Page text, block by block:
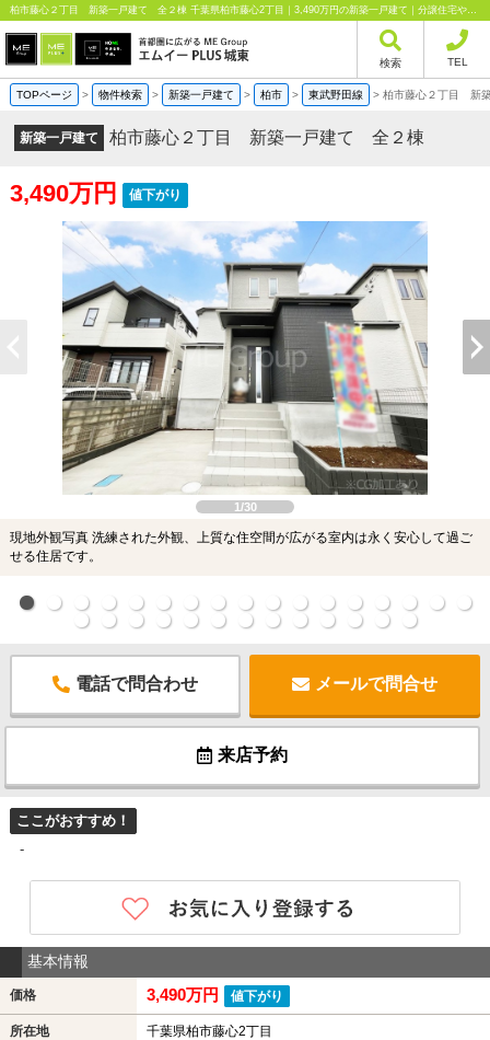
柏市藤心２丁目 新築一戸建て 全２棟 千葉県柏市藤心2丁目｜3,490万円の新築一戸建て｜分譲住宅や新築物件｜エムイーPLUS城東株式会社
検索 TEL
TOPページ > 物件検索 > 新築一戸建て > 柏市 > 東武野田線 > 柏市藤心２丁目 新
新築一戸建て 柏市藤心２丁目 新築一戸建て 全２棟
3,490万円 値下がり
1/30
現地外観写真 洗練された外観、上質な住空間が広がる室内は永く安心して過ご
せる住居です。
電話で問合わせ メールで問合せ
来店予約
ここがおすすめ！
-
基本情報
価格 3,490万円 値下がり
所在地 千葉県柏市藤心2丁目